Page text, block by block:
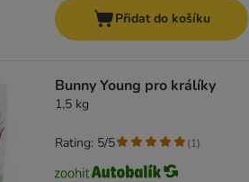
Přidat do košíku
Bunny Young pro králíky
1,5 kg
Rating: 5/5 (1)